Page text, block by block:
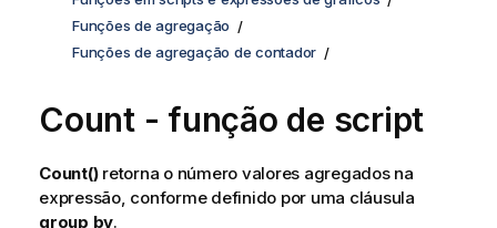
Funções de agregação
Funções de agregação de contador
Count - função de script
Count()retorna o número valores agregados na
expressão, conforme definido por uma cláusula
group by.